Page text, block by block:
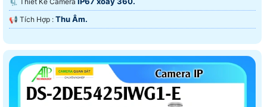
️📢 Tích Hợp : Thu Âm.